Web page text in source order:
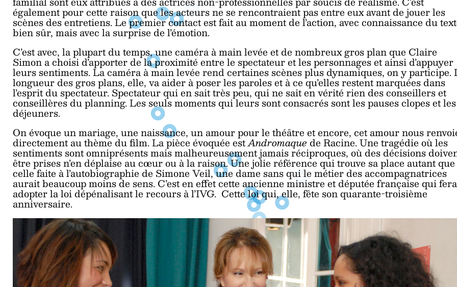
également pour cette raison que les acteurs ne se rencontraient pas entre eux avant de jouer les
scènes des entretiens. Le premier contact est fait au moment de l’action, avec connaissance du
bien sûr, mais avec la surprise de l’émotion.
C’est avec, la plupart du temps, une caméra à main levée et de nombreux gros plan que Claire
Simon a choisi d’apporter de la proximité entre le spectateur et les personnages et ainsi d’appuyer
leurs sentiments. La caméra à main levée rend certaines scènes plus dynamiques, on y participe.
longueur des gros plans, elle, va aider à poser les paroles et à ce qu’elles restent marquées dans
l’esprit du spectateur. Spectateur qui en sait très peu, qui ne sait en vérité rien des conseillers et
conseillères du planning. Les seuls moments qui leurs sont consacrés sont les pauses clopes et les
déjeuners.
On évoque un mariage, une naissance, un amour pour le théâtre et encore, cet amour nous
directement au thème du film. La pièce évoquée estAndromaque de Racine. Une tragédie où les
sentiments sont omniprésents mais malheureusement jamais réciproques, où des décisions
être prises n’en déplaise au cœur ou à la raison. Une jolie référence qui trouve sa place autant que
celle faite à l’autobiographie de Simone Veil, une dame sans qui le métier des accompagnatrices
aurait beaucoup moins de sens. C’est en effet cette ancienne ministre et députée française qui fera
adopter la loi dépénalisant le recours à l’IVG. Cette loi qui, elle, fête son quarante-troisième
anniversaire.